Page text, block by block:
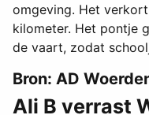
omgeving. Het
kilometer. Het pontje
de vaart, zodat
Bron: AD
Ali B verrast